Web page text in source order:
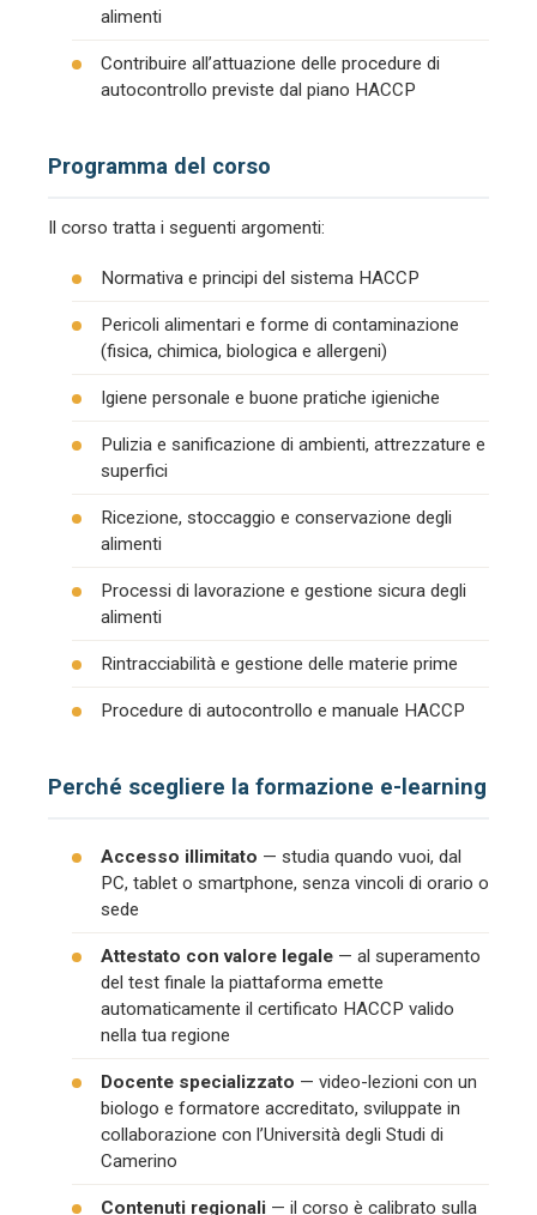
alimenti
Contribuire all’attuazione delle procedure di
autocontrollo previste dal piano HACCP
Programma del corso
Il corso tratta i seguenti argomenti:
Normativa e principi del sistema HACCP
Pericoli alimentari e forme di contaminazione
(fisica, chimica, biologica e allergeni)
Igiene personale e buone pratiche igieniche
Pulizia e sanificazione di ambienti, attrezzature e
superfici
Ricezione, stoccaggio e conservazione degli
alimenti
Processi di lavorazione e gestione sicura degli
alimenti
Rintracciabilità e gestione delle materie prime
Procedure di autocontrollo e manuale HACCP
Perché scegliere la formazione e-learning
Accesso illimitato — studia quando vuoi, dal
PC, tablet o smartphone, senza vincoli di orario o
sede
Attestato con valore legale — al superamento
del test finale la piattaforma emette
automaticamente il certificato HACCP valido
nella tua regione
Docente specializzato — video-lezioni con un
biologo e formatore accreditato, sviluppate in
collaborazione con l’Università degli Studi di
Camerino
Contenuti regionali — il corso è calibrato sulla